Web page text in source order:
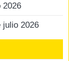
2026
julio 2026